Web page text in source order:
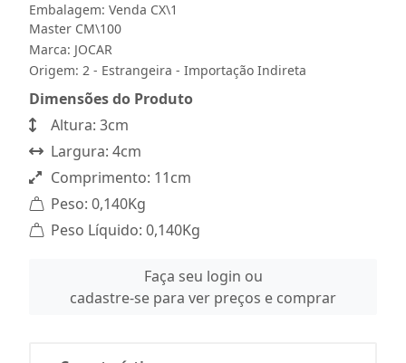
Embalagem: Venda CX\1
Master CM\100
Marca: JOCAR
Origem: 2 - Estrangeira - Importação Indireta
Dimensões do Produto
Altura: 3cm
Largura: 4cm
Comprimento: 11cm
Peso: 0,140Kg
Peso Líquido: 0,140Kg
Faça seu login ou
cadastre-se para ver preços e comprar